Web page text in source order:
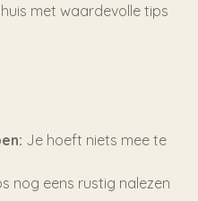
met waardevolle tips
Je hoeft niets mee te
nog eens rustig nalezen